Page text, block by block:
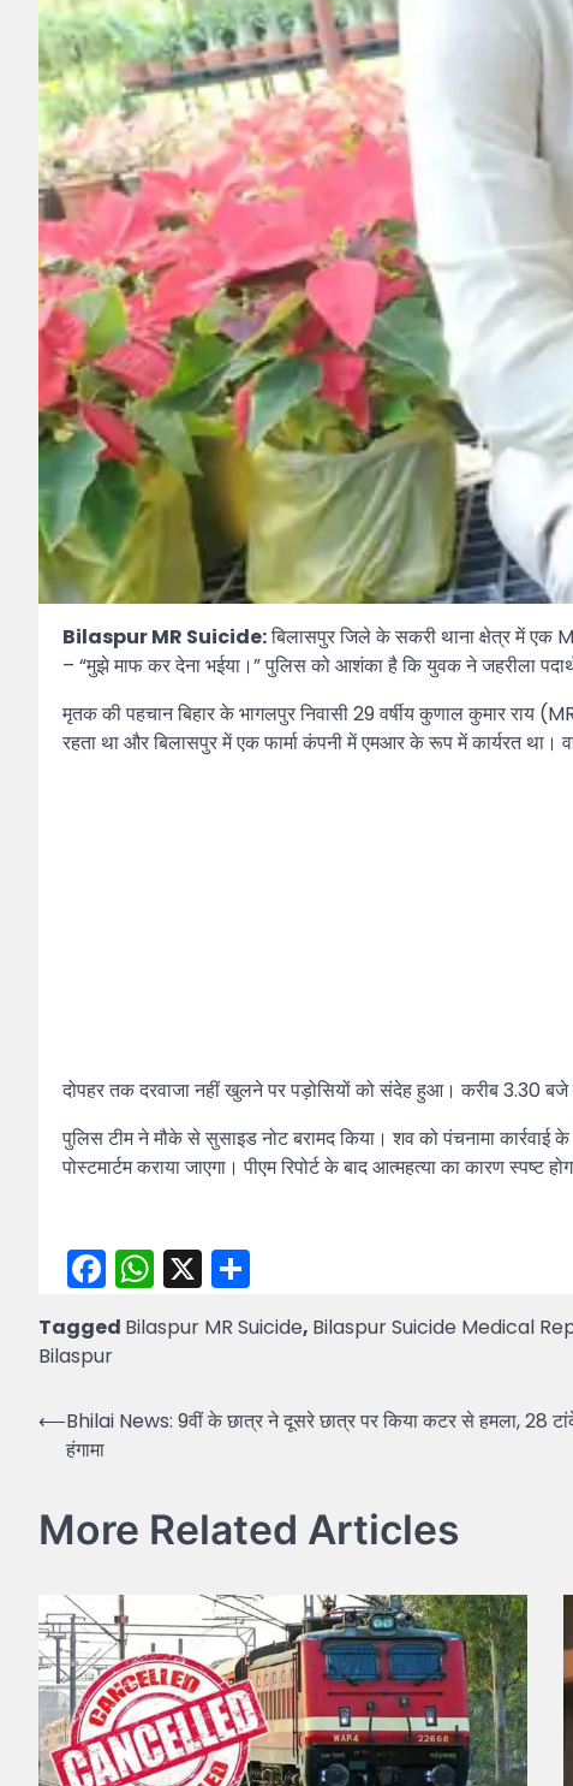
Bilaspur MR Suicide:बिलासपुर जिले के सकरी थाना क्षेत्र में एक
– “मुझे माफ कर देना भईया।” पुलिस को आशंका है कि युवक ने जहरीला
मृतक की पहचान बिहार के भागलपुर निवासी 29 वर्षीय कुणाल कुमार
रहता था और बिलासपुर में एक फार्मा कंपनी में एमआर के रूप में कार्यरत था।
दोपहर तक दरवाजा नहीं खुलने पर पड़ोसियों को संदेह हुआ। करीब 3.30
पुलिस टीम ने मौके से सुसाइड नोट बरामद किया। शव को पंचनामा
पोस्टमार्टम कराया जाएगा। पीएम रिपोर्ट के बाद आत्महत्या का कारण
Facebook
WhatsApp
X
Tagged Bilaspur MR Suicide, Bilaspur Suicide Medical
Bilaspur
Post
navigation
⟵Bhilai News: 9वीं के छात्र ने दूसरे छात्र पर किया कटर से हमला, 28
हंगामा
More Related Articles